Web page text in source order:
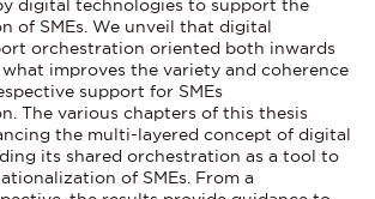
digital technologies to support the
of SMEs. We unveil that digital
orchestration oriented both inwards
improves the variety and coherence
support for SMEs
The various chapters of this thesis
the multi-layered concept of digital
its shared orchestration as a tool to
of SMEs. From a